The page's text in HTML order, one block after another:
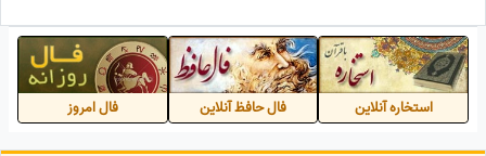
حاجت
استخاره آنلاین فال حافظ آنلاین فال امروز